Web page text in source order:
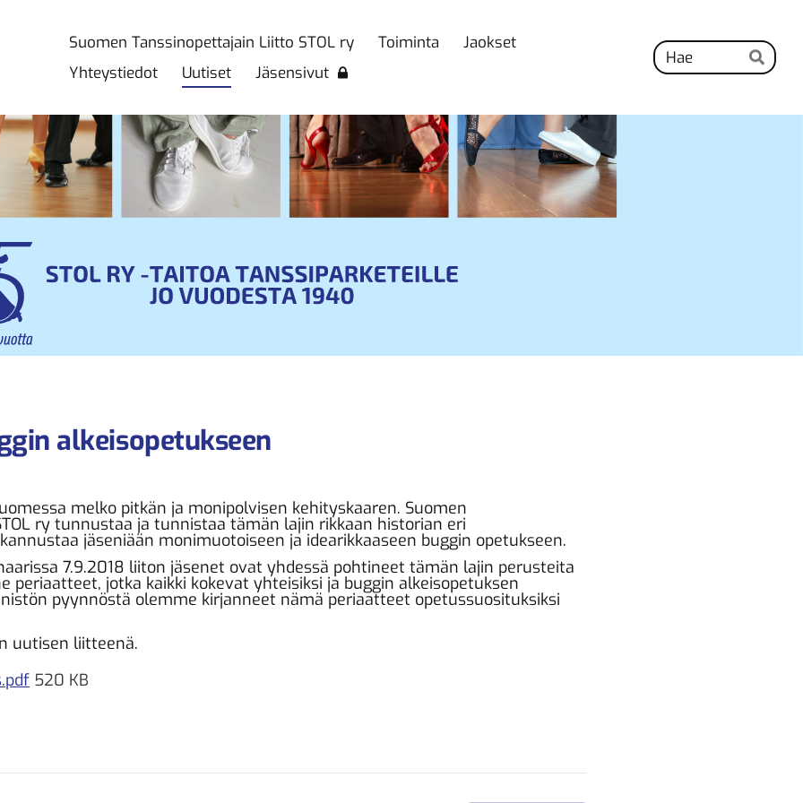
STOL ry
Suomen Tanssinopettajain Liitto STOL ry Toiminta
Jaokset
Yhteystiedot
Uutiset Jäsensivut Hae
alkeisopetukseen
melko pitkän ja monipolvisen kehityskaaren. Suomen
ry tunnustaa ja tunnistaa tämän lajin rikkaan historian eri
jäseniään monimuotoiseen ja idearikkaaseen buggin opetukseen.
7.9.2018 liiton jäsenet ovat yhdessä pohtineet tämän lajin perusteita
periaatteet, jotka kaikki kokevat yhteisiksi ja buggin alkeisopetuksen
pyynnöstä olemme kirjanneet nämä periaatteet opetussuosituksiksi
uutisen liitteenä.
520 KB